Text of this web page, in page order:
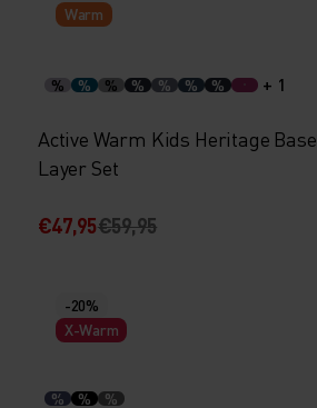
Warm
% % % % % % % + 1
Active Warm Kids Heritage Base
Layer Set
€47,95€59,95
-20%
X-Warm
% % %